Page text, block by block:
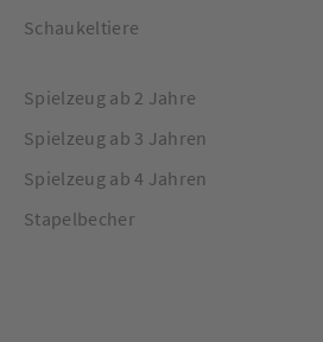
Schaukeltiere
Spielzeug ab 2 Jahre
Spielzeug ab 3 Jahren
Spielzeug ab 4 Jahren
Stapelbecher